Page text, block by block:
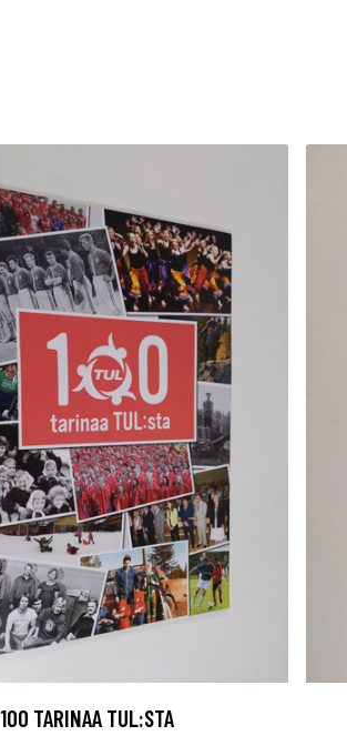
100 TARINAA TUL:STA